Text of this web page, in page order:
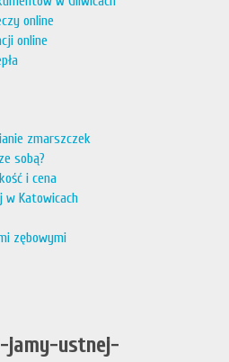
online
online
zmarszczek
sobą?
i cena
w Katowicach
zębowymi
jamy-ustnej-